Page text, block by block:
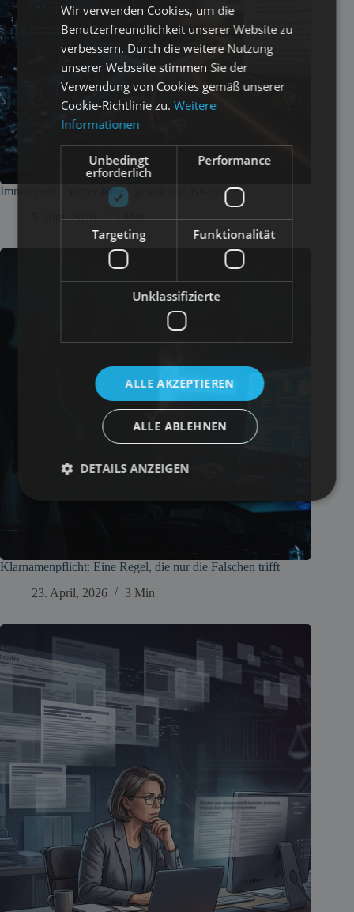
Immer mehr Nutzer haben genug von KI-Suche
5. Juni, 2026
3 Min
Klarnamenpflicht: Eine Regel, die nur die Falschen trifft
23. April, 2026
3 Min
Wir verwenden Cookies, um die
Benutzerfreundlichkeit unserer Website zu
verbessern. Durch die weitere Nutzung
unserer Webseite stimmen Sie der
Verwendung von Cookies gemäß unserer
Cookie-Richtlinie zu.Weitere
Informationen
Unbedingt
erforderlich
Performance
Targeting Funktionalität
Unklassifizierte
ALLE AKZEPTIEREN
ALLE ABLEHNEN
DETAILS ANZEIGEN